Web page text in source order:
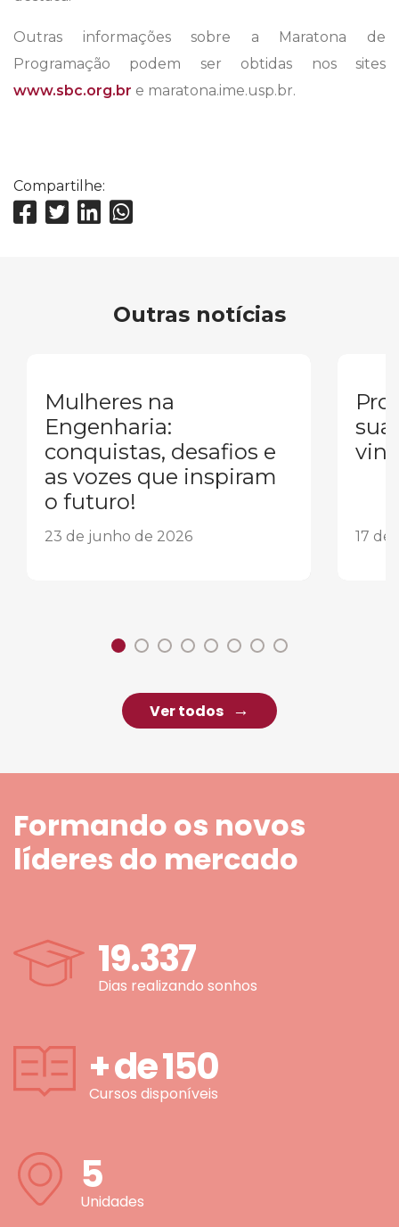
Outras informações sobre a Maratona de
Programação podem ser obtidas nos sites
www.sbc.org.br e maratona.ime.usp.br.
Compartilhe:
Outras notícias
Mulheres na
Engenharia:
conquistas, desafios e
as vozes que inspiram
o futuro!
23 de junho de 2026
sua
17 de
Ver todos
Formando os novos
líderes do mercado
19.337
Dias realizando sonhos
+ de150
Cursos disponíveis
5
Unidades